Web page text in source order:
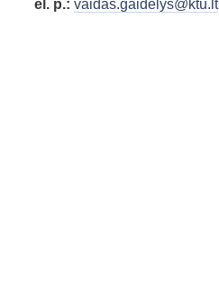
el. p.: vaidas.gaidelys@ktu.lt